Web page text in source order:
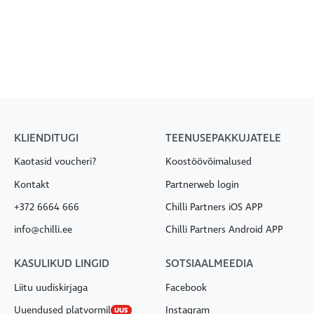
KLIENDITUGI
Kaotasid voucheri?
Kontakt
+372 6664 666
info@chilli.ee
TEENUSEPAKKUJATELE
Koostöövõimalused
Partnerweb login
Chilli Partners iOS APP
Chilli Partners Android APP
KASULIKUD LINGID
Liitu uudiskirjaga
Uuendused platvormil UUS
SOTSIAALMEEDIA
Facebook
Instagram